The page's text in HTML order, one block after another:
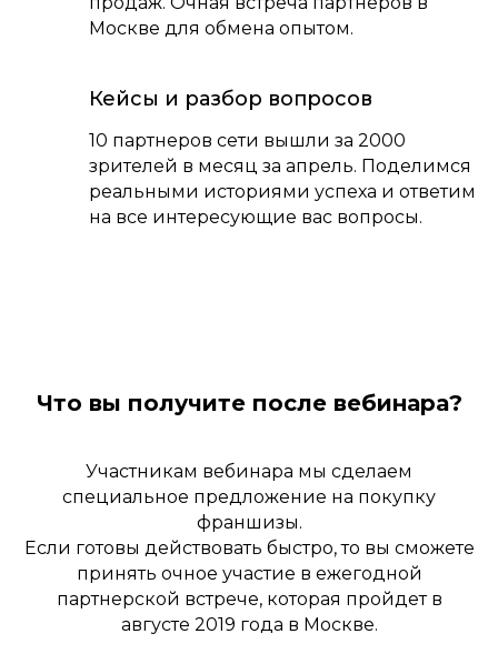
Москве для обмена опытом.
Кейсы и разбор вопросов
10 партнеров сети вышли за 2000
зрителей в месяц за апрель. Поделимся
реальными историями успеха и ответим
на все интересующие вас вопросы.
Что вы получите после вебинара?
Участникам вебинара мы сделаем
специальное предложение на покупку
франшизы.
Если готовы действовать быстро, то вы сможете
принять очное участие в ежегодной
партнерской встрече, которая пройдет в
августе 2019 года в Москве.